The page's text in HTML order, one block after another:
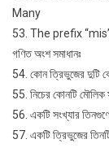
Many
53. The prefix
গণিত অংশ সমাধানঃ
54. কোন ত্রিভুজের দুটি
55. নিচের কোনটি মৌলিক
56. একটি সংখ্যার
57. একটি ত্রিভুজের